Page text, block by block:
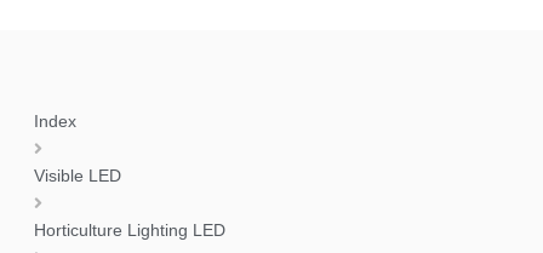
Index
Visible LED
Horticulture Lighting LED